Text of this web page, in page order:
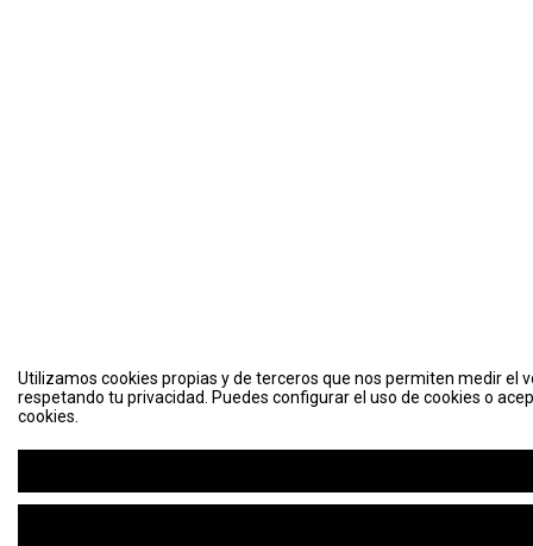
Utilizamos cookies propias y de terceros que nos permiten medir el
respetando tu privacidad. Puedes configurar el uso de cookies o
cookies.